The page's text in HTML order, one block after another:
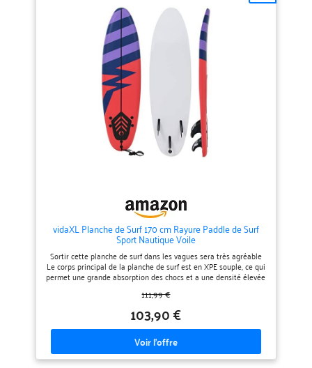
propulseur en plastique robuste
donne au surfeur beaucoup de
contrôle sur la vague ; une laisse
de cheville de haute qualité est
incluse pour vous connecter à la
planche de sorte que vous ne la
perdiez pas après une chute
dans l'eau.Avec cet ensemble
complet, vous êtes prêt à glisser
sur les vagues . Couleur :
bleu;Matériau : planche en XPE +
fond en PP + noyau en mousse
EPS;Dimensions : 170 x 46,8 x 8
EPS haute résistance pour
résister aux journées les plus
intenses. Détails techniques
premium – Système d'ailettes
FCS1 compatible avec rigides et
souples, plus 5 boîtiers pour
personnaliser votre
maximale et maniabilité : Nose
avec volume pour une entrée
fluide dans la vague et une
queue ronde qui garantit la
stabilité sur les murs verticaux.
vidaXL Planche de Surf 170 cm Rayure Paddle de Surf
Sport Nautique Voile
Sortir cette planche de surf dans les vagues sera très agréable
Le corps principal de la planche de surf est en XPE souple, ce qui
permet une grande absorption des chocs et a une densité élevée
qui offre une bonne flottabilité pour les débutants Le noyau léger
en mousse EPS ajoute à la rigidité et à la résistance de
l'ensemble de la planche de surf.Le fond lisse vous assure une
glisse en douceur sur l'eau Un ensemble de trois ailettes de
propulseur en plastique robuste donne au rider beaucoup de
contrôle sur la vague ; une laisse à la cheville de haute qualité
est incluse pour vous connecter à la planche afin que vous ne la
perdiez pas après un essuyage.Avec cet ensemble complet, vous
111,99 €
103,90 €